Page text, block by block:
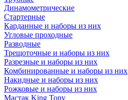
Динамометрические
Стартерные
Карданные и наборы из них
Угловые проходные
Разводные
Трещоточные и наборы из них
Разрезные и наборы из них
Комбинированные и наборы из них
Накидные и наборы из них
Рожковые и наборы из них
Мастак King Tony